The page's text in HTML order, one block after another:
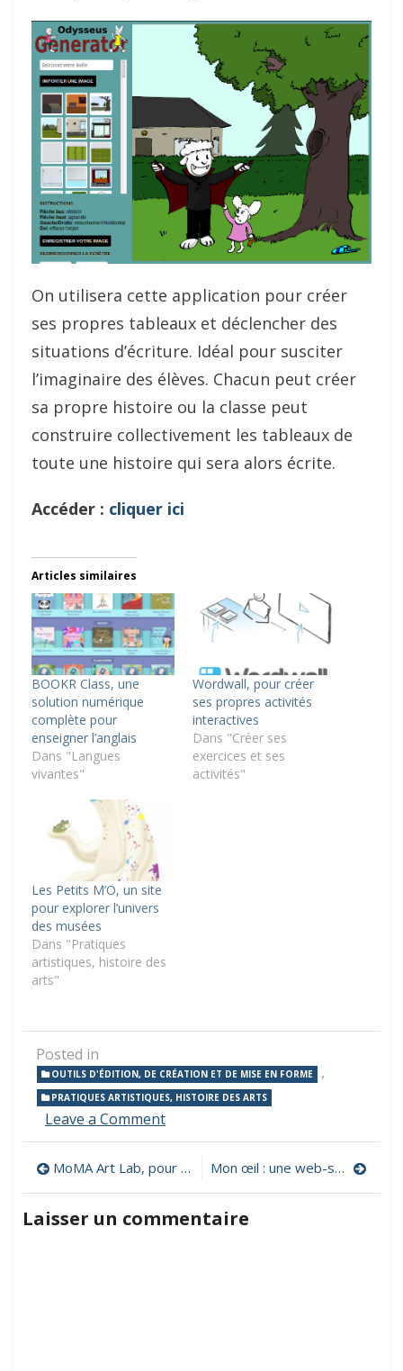
On utilisera cette application pour créer
ses propres tableaux et déclencher des
situations d’écriture. Idéal pour susciter
l’imaginaire des élèves. Chacun peut créer
sa propre histoire ou la classe peut
construire collectivement les tableaux de
toute une histoire qui sera alors écrite.
Accéder : cliquer ici
Articles similaires
BOOKR Class, une
solution numérique
complète pour
enseigner l’anglais
Dans "Langues
vivantes"
Wordwall, pour créer
ses propres activités
interactives
Dans "Créer ses
exercices et ses
activités"
Les Petits M’O, un site
pour explorer l’univers
des musées
Dans "Pratiques
artistiques, histoire des
arts"
Posted in
OUTILS D'ÉDITION, DE CRÉATION ET DE MISE EN FORME ,
PRATIQUES ARTISTIQUES, HISTOIRE DES ARTS
Leave a Commenton
réaliser
un
tableau
pour
Navigation
de
l’article
MoMA Art Lab, pour créer des œuvres d’art Mon œil : une web-série du centre Pompidou pour les enfants
Laisser un commentaire